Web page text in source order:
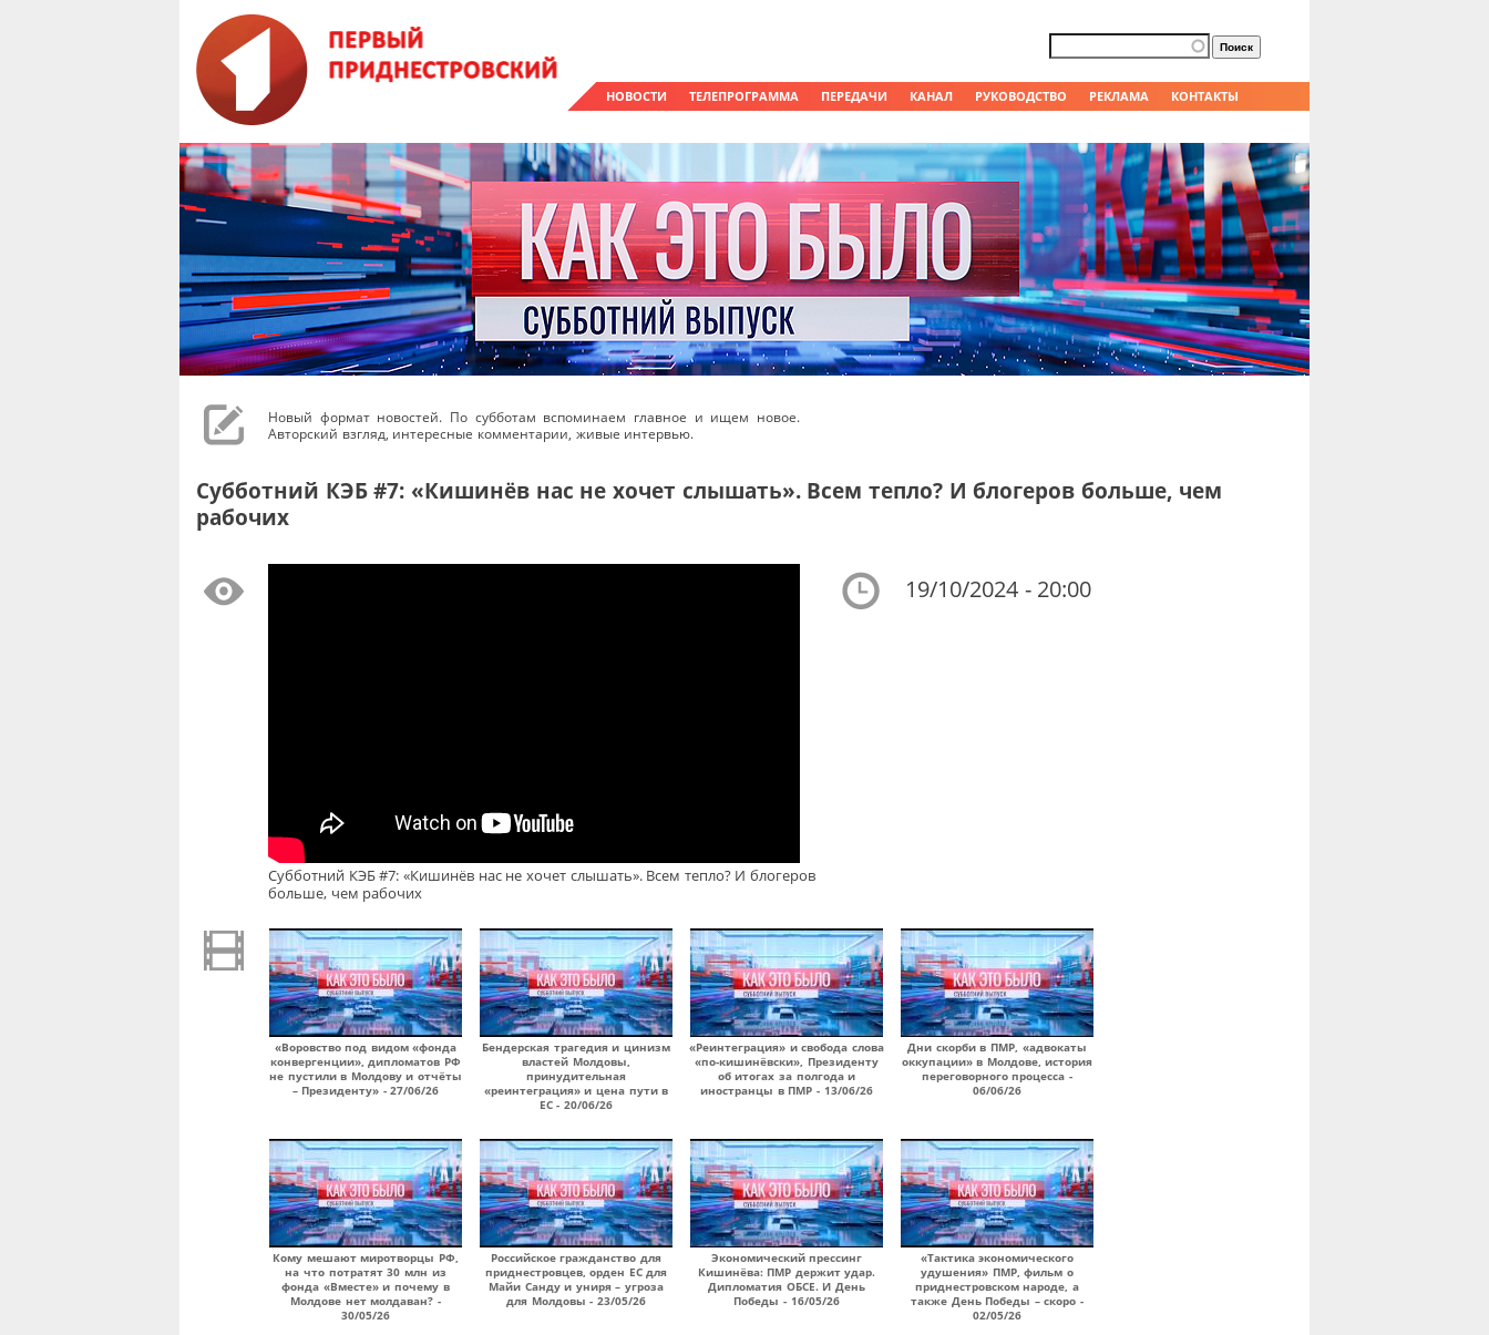
НОВОСТИ ТЕЛЕПРОГРАММА ПЕРЕДАЧИ КАНАЛ РУКОВОДСТВО РЕКЛАМА КОНТАКТЫ
Форма поиска
Поиск
Новый формат новостей. По субботам вспоминаем главное и ищем новое.
Авторский взгляд, интересные комментарии, живые интервью.
Субботний КЭБ #7: «Кишинёв нас не хочет слышать». Всем тепло? И блогеров больше, чем
рабочих
Субботний КЭБ #7: «Кишинёв нас не хочет слышать». Всем тепло? И блогеров
больше, чем рабочих
19/10/2024 - 20:00
«Воровство под видом «фонда
конвергенции», дипломатов РФ
не пустили в Молдову и отчёты
– Президенту» - 27/06/26
Бендерская трагедия и цинизм
властей Молдовы,
принудительная
«реинтеграция» и цена пути в
ЕС - 20/06/26
«Реинтеграция» и свобода слова
«по-кишинёвски», Президенту
об итогах за полгода и
иностранцы в ПМР - 13/06/26
Дни скорби в ПМР, «адвокаты
оккупации» в Молдове, история
переговорного процесса -
06/06/26
Кому мешают миротворцы РФ,
на что потратят 30 млн из
фонда «Вместе» и почему в
Молдове нет молдаван? -
30/05/26
Российское гражданство для
приднестровцев, орден ЕС для
Майи Санду и униря – угроза
для Молдовы - 23/05/26
Экономический прессинг
Кишинёва: ПМР держит удар.
Дипломатия ОБСЕ. И День
Победы - 16/05/26
«Тактика экономического
удушения» ПМР, фильм о
приднестровском народе, а
также День Победы – скоро -
02/05/26